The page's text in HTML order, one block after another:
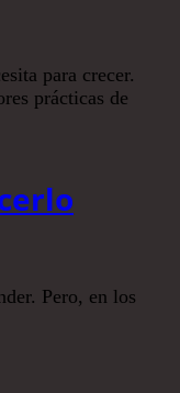
para crecer.
prácticas de
Pero, en los